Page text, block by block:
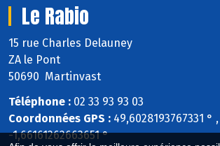
Le Rabio
15 rue Charles Delauney
ZA le Pont
50690 Martinvast
Téléphone : 02 33 93 93 03
Coordonnées GPS : 49,6028193767331 ° ,
-1,66161262663651 °